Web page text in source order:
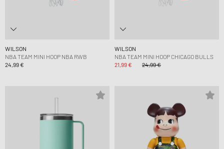
WILSON
NBA TEAM MINI HOOP NBA RWB
24,99 €
WILSON
NBA TEAM MINI HOOP CHICAGO BULLS
21,99 €
24,99 €